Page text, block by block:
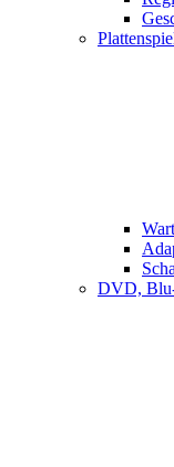
DVD,